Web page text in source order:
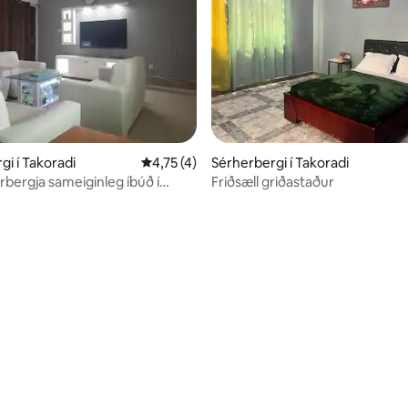
18 umsagnir
í Takoradi 4,75 af 5 í meðaleinkunn, 4 umsagnir
4,75 (4)
sameiginleg íbúð í
Sérherbergi í Takoradi
Friðsæll griðastaður